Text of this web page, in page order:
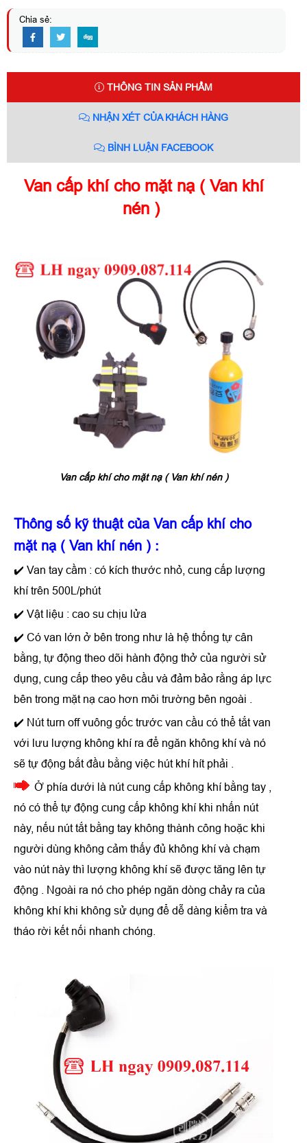
Chia sẻ:
THÔNG TIN SẢN PHẨM
NHẬN XÉT CỦA KHÁCH HÀNG
BÌNH LUẬN FACEBOOK
Van cấp khí cho mặt nạ ( Van khí
nén )
Van cấp khí cho mặt nạ ( Van khí nén )
Thông số kỹ thuật của Van cấp khí cho
mặt nạ ( Van khí nén ) :
✔️ Van tay cầm : có kích thước nhỏ, cung cấp lượng
khí trên 500L/phút
✔️ Vật liệu : cao su chịu lửa
✔️ Có van lớn ở bên trong như là hệ thống tự cân
bằng, tự động theo dõi hành động thở của người sử
dụng, cung cấp theo yêu cầu và đảm bảo rằng áp lực
bên trong mặt nạ cao hơn môi trường bên ngoài .
✔️ Nút turn off vuông gốc trước van cầu có thể tắt van
với lưu lượng không khí ra để ngăn không khí và nó
sẽ tự động bắt đầu bằng việc hút khí hít phải .
Ở phía dưới là nút cung cấp không khí bằng tay ,
nó có thể tự động cung cấp không khí khi nhấn nút
này, nếu nút tắt bằng tay không thành công hoặc khi
người dùng không cảm thấy đủ không khí và chạm
vào nút này thì lượng không khí sẽ được tăng lên tự
động . Ngoài ra nó cho phép ngăn dòng chảy ra của
không khí khi không sử dụng để dễ dàng kiểm tra và
tháo rời kết nối nhanh chóng.